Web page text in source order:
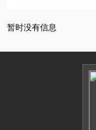
暂时没有信息